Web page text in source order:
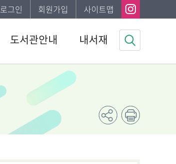
로그인 회원가입 사이트맵
도서관안내
이용안내
내서재
기본정보
관심자료목록
나의신청정보